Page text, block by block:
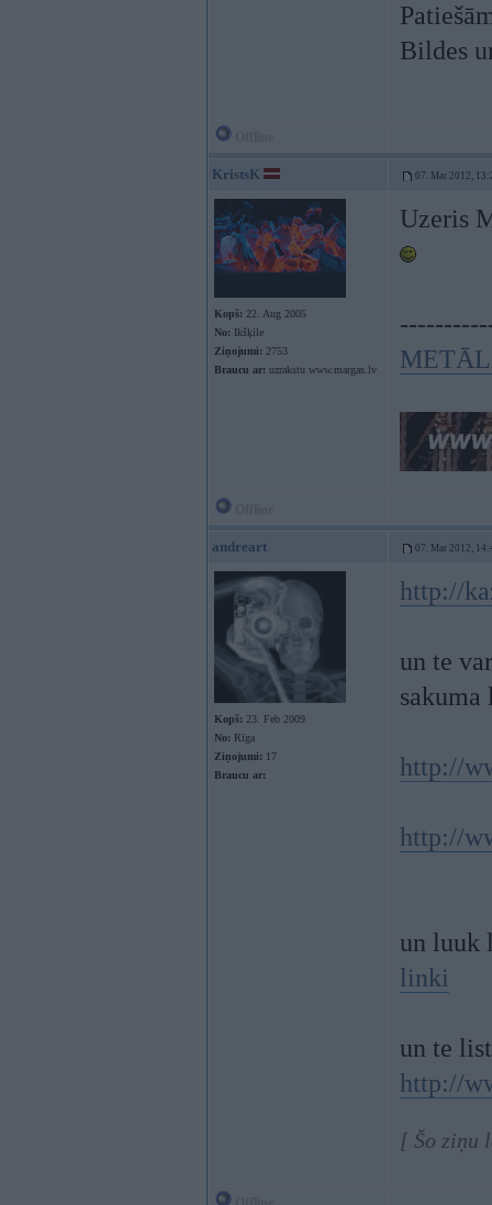
Bildes
KristsK 07. Mar 2012,
Kopš: 22. Aug 2005
No: Ikšķile
Ziņojumi: 2753
Braucu ar: uzrakstu www.margas.lv
Uzeris
andreart 07. Mar 2012,
Kopš: 23. Feb 2009
No: Rīga
Ziņojumi: 17
Braucu ar:
http://
un te
http://
http://
un luuk
linki
un te
http://
[ Šo ziņu